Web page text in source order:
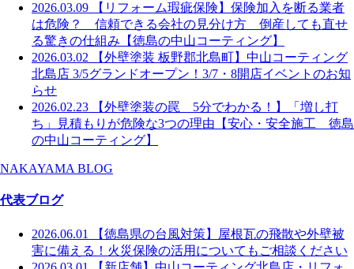
2026.03.09
【リフォーム瑕疵保険】保険加入を断る業者
は危険？ 信頼できる会社の見分け方 倒産しても直せ
る驚きの仕組み【徳島の中山コーティング】
2026.03.02
【外壁塗装 板野郡北島町】中山コーティング
北島店 3/5グランドオープン！3/7・8開店イベントのお知
らせ
2026.02.23
【外壁塗装の罠 5分でわかる！】「増し打
ち」見積もりが危険な3つの理由【安心・安全施工 徳島
の中山コーティング】
NAKAYAMA BLOG
代表ブログ
2026.06.01
【徳島県の台風対策】屋根瓦の飛散や外壁被
害に備える！火災保険の活用についてもご相談ください